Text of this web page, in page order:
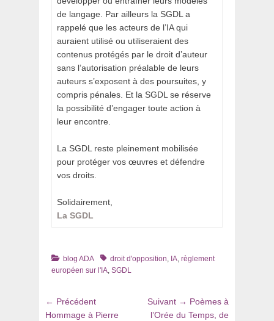
de langage. Par ailleurs la SGDL a
rappelé que les acteurs de l’IA qui
auraient utilisé ou utiliseraient des
contenus protégés par le droit d’auteur
sans l’autorisation préalable de leurs
auteurs s’exposent à des poursuites, y
compris pénales. Et la SGDL se réserve
la possibilité d’engager toute action à
leur encontre.
La SGDL reste pleinement mobilisée
pour protéger vos œuvres et défendre
vos droits.
Solidairement,
La SGDL
Catégories
blog ADA Tagsdroit d'opposition, IA, règlement
européen sur l'IA, SGDL
Navigation
de
← PrécédentArticle
précédent
Hommage à Pierre
Suivant → Article
suivant
Poèmes à
l’Orée du Temps, de